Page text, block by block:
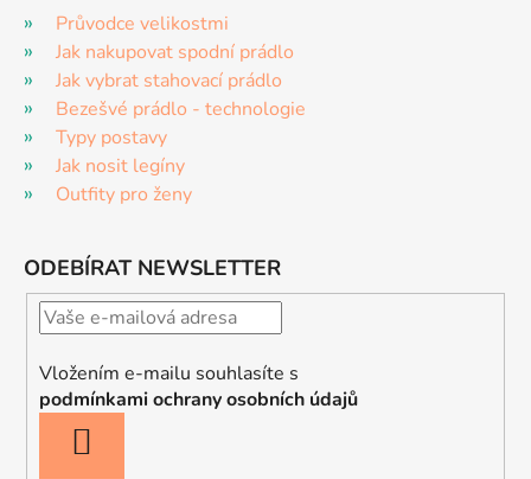
Průvodce velikostmi
Jak nakupovat spodní prádlo
Jak vybrat stahovací prádlo
Bezešvé prádlo - technologie
Typy postavy
Jak nosit legíny
Outfity pro ženy
ODEBÍRAT NEWSLETTER
Vložením e-mailu souhlasíte s
podmínkami ochrany osobních údajů